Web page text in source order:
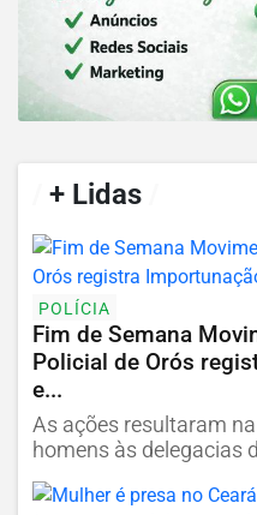
+ Lidas
POLÍCIA
Fim de Semana
Policial de Orós
e...
As ações resultaram
homens às delegacias